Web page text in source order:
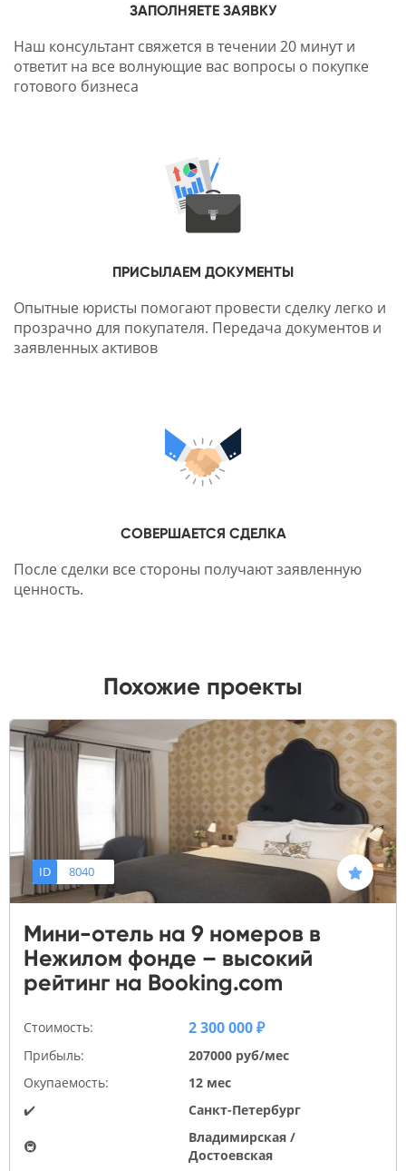
ЗАПОЛНЯЕТЕ ЗАЯВКУ
Наш консультант свяжется в течении 20 минут и
ответит на все волнующие вас вопросы о покупке
готового бизнеса
ПРИСЫЛАЕМ ДОКУМЕНТЫ
Опытные юристы помогают провести сделку легко и
прозрачно для покупателя. Передача документов и
заявленных активов
СОВЕРШАЕТСЯ СДЕЛКА
После сделки все стороны получают заявленную
ценность.
Похожие проекты
ID 8040
Мини-отель на 9 номеров в
Нежилом фонде – высокий
рейтинг на Booking.com
Стоимость: 2 300 000 ₽
Прибыль:
207000 руб/мес
Окупаемость:
12 мес
✔️
Санкт-Петербург
🚇
Владимирская /
Достоевская